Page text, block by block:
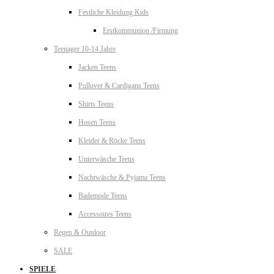
Festliche Kleidung Kids
Erstkommunion /Firmung
Teenager 10-14 Jahre
Jacken Teens
Pullover & Cardigans Teens
Shirts Teens
Hosen Teens
Kleider & Röcke Teens
Unterwäsche Teens
Nachtwäsche & Pyjama Teens
Bademode Teens
Accessoires Teens
Regen & Outdoor
SALE
SPIELE